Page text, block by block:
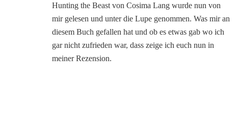
the
Beast
von
Lang
Hunting the Beast von Cosima Lang wurde nun von
mir gelesen und unter die Lupe genommen. Was mir an
diesem Buch gefallen hat und ob es etwas gab wo ich
gar nicht zufrieden war, dass zeige ich euch nun in
meiner Rezension.